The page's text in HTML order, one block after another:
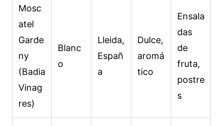
Mosc
atel
Garde
ny
(Badia
Vinag
res)
Blanc
o
Lleida,
Españ
a
Dulce,
aromá
tico
Ensala
das
de
fruta,
postre
s